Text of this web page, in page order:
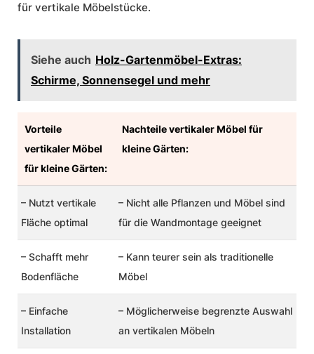
für vertikale Möbelstücke.
Siehe auch Holz-Gartenmöbel-Extras:
Schirme, Sonnensegel und mehr
Vorteile
vertikaler Möbel
für kleine Gärten:
Nachteile vertikaler Möbel für
kleine Gärten:
– Nutzt vertikale
Fläche optimal
– Nicht alle Pflanzen und Möbel sind
für die Wandmontage geeignet
– Schafft mehr
Bodenfläche
– Kann teurer sein als traditionelle
Möbel
– Einfache
Installation
– Möglicherweise begrenzte Auswahl
an vertikalen Möbeln